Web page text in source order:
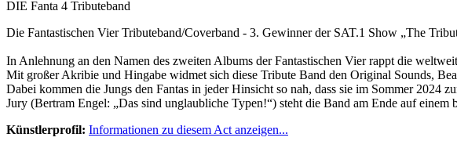
DIE Fanta 4 Tributeband
Die Fantastischen Vier Tributeband/Coverband - 3. Gewinner der SAT.1 Show „The
In Anlehnung an den Namen des zweiten Albums der Fantastischen Vier rappt die
Mit großer Akribie und Hingabe widmet sich diese Tribute Band den Original Sounds,
Dabei kommen die Jungs den Fantas in jeder Hinsicht so nah, dass sie im Sommer
Jury (Bertram Engel: „Das sind unglaubliche Typen!“) steht die Band am Ende auf einem
Künstlerprofil: Informationen zu diesem Act anzeigen...